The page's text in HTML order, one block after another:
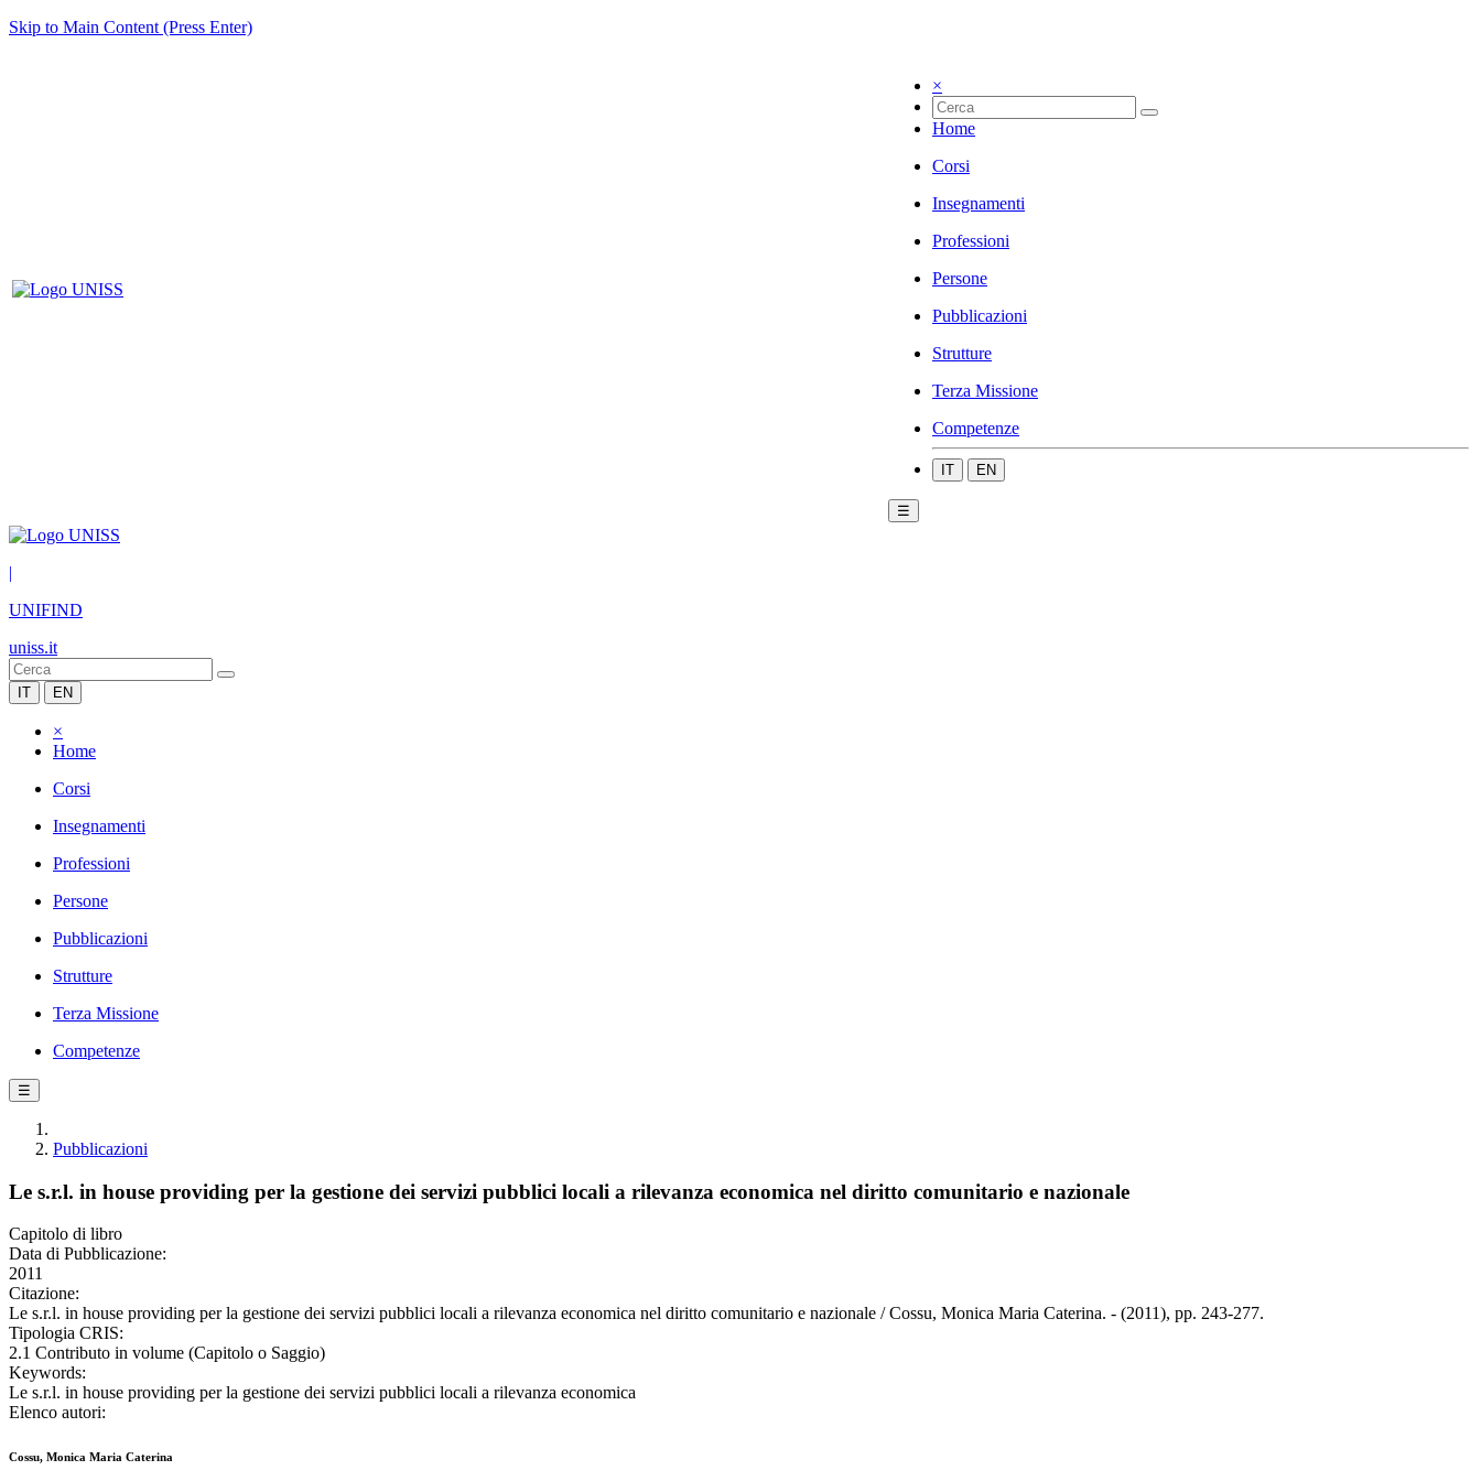
Skip to Main Content (Press Enter)
×
Home
Corsi
Insegnamenti
Professioni
Persone
Pubblicazioni
Strutture
Terza Missione
Competenze
IT EN
☰
|
UNIFIND
uniss.it
IT EN
×
Home
Corsi
Insegnamenti
Professioni
Persone
Pubblicazioni
Strutture
Terza Missione
Competenze
☰
Pubblicazioni
Le s.r.l. in house providing per la gestione dei servizi pubblici locali a rilevanza economica nel diritto comunitario e nazionale
Capitolo di libro
Data di Pubblicazione:
2011
Citazione:
Le s.r.l. in house providing per la gestione dei servizi pubblici locali a rilevanza economica nel diritto comunitario e nazionale / Cossu, Monica Maria Caterina. - (2011), pp. 243-277.
Tipologia CRIS:
2.1 Contributo in volume (Capitolo o Saggio)
Keywords:
Le s.r.l. in house providing per la gestione dei servizi pubblici locali a rilevanza economica
Elenco autori:
Cossu, Monica Maria Caterina